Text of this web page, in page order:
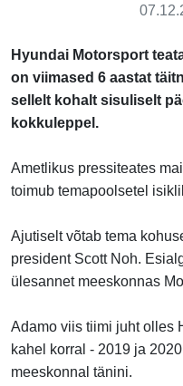
Hyundai Motorsport
on viimased 6 aastat
sellelt kohalt sisuliselt
kokkuleppel.
Ametlikus pressiteates
toimub temapoolsetel
Ajutiselt võtab tema
president Scott Noh.
ülesannet meeskonnas
Adamo viis tiimi juht olles
kahel korral - 2019 ja
meeskonnal tänini.